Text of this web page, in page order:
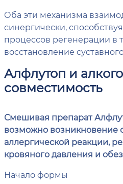
Оба эти механизма
синергически,
процессов регенерации в
восстановление
Алфлутоп и
совместимость
Смешивая препарат
возможно возникновение
аллергической реакции,
кровяного давления и
Начало формы